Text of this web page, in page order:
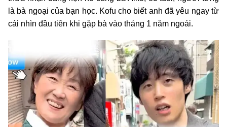
là bà ngoại của bạn học. Kofu cho biết anh đã yêu ngay từ
cái nhìn đầu tiên khi gặp bà vào tháng 1 năm ngoái.